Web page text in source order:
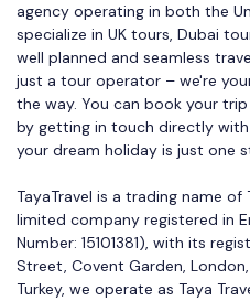
agency operating in both the
specialize in UK tours, Dubai
well planned and seamless
just a tour operator – we're
the way. You can book your
by getting in touch directly with
your dream holiday is just one
TayaTravel is a trading name of
limited company registered in
Number: 15101381), with its
Street, Covent Garden,
Turkey, we operate as Taya